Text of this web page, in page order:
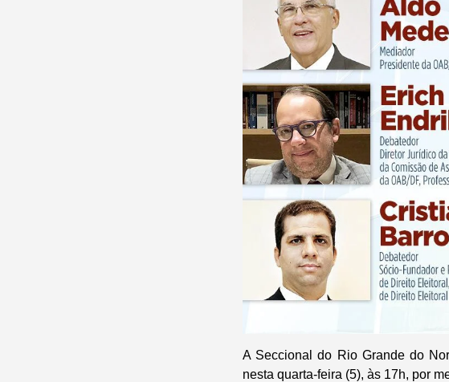
A Seccional do Rio Grande do
nesta quarta-feira (5), às 17h, por